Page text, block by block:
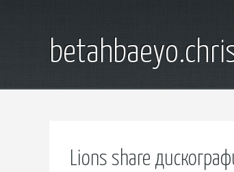
Lions share